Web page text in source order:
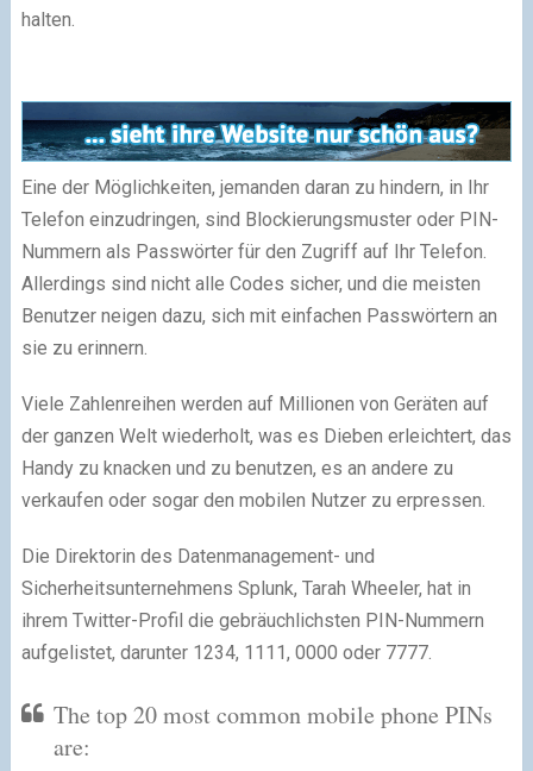
halten.
Eine der Möglichkeiten, jemanden daran zu hindern, in Ihr
Telefon einzudringen, sind Blockierungsmuster oder PIN-
Nummern als Passwörter für den Zugriff auf Ihr Telefon.
Allerdings sind nicht alle Codes sicher, und die meisten
Benutzer neigen dazu, sich mit einfachen Passwörtern an
sie zu erinnern.
Viele Zahlenreihen werden auf Millionen von Geräten auf
der ganzen Welt wiederholt, was es Dieben erleichtert, das
Handy zu knacken und zu benutzen, es an andere zu
verkaufen oder sogar den mobilen Nutzer zu erpressen.
Die Direktorin des Datenmanagement- und
Sicherheitsunternehmens Splunk, Tarah Wheeler, hat in
ihrem Twitter-Profil die gebräuchlichsten PIN-Nummern
aufgelistet, darunter 1234, 1111, 0000 oder 7777.
The top 20 most common mobile phone PINs
are: